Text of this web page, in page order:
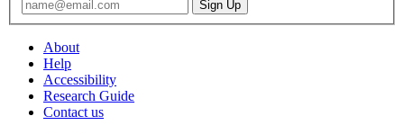
About
Help
Accessibility
Research Guide
Contact us